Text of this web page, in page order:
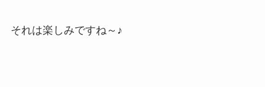
それは楽しみですね～♪